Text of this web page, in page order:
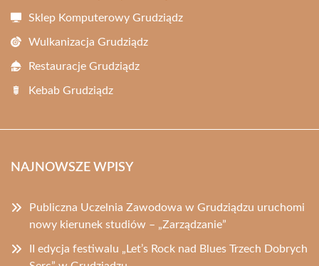
Sklep Komputerowy Grudziądz
Wulkanizacja Grudziądz
Restauracje Grudziądz
Kebab Grudziądz
NAJNOWSZE WPISY
Publiczna Uczelnia Zawodowa w Grudziądzu uruchomi
nowy kierunek studiów – „Zarządzanie”
II edycja festiwalu „Let’s Rock nad Blues Trzech Dobrych